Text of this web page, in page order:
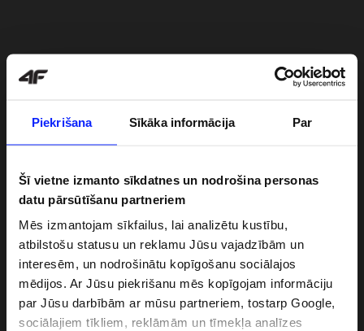
Piekrišana Sīkāka informācija Par
Šī vietne izmanto sīkdatnes un nodrošina personas
datu pārsūtīšanu partneriem
Mēs izmantojam sīkfailus, lai analizētu kustību,
atbilstošu statusu un reklamu Jūsu vajadzībām un
interesēm, un nodrošinātu kopīgošanu sociālajos
mēdijos. Ar Jūsu piekrišanu mēs kopīgojam informāciju
par Jūsu darbībām ar mūsu partneriem, tostarp Google,
sociālajiem tīkliem, reklāmām un tīmekļa analīzes